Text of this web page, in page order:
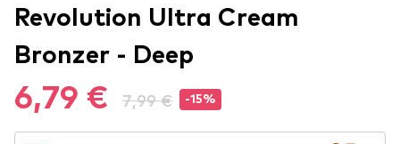
Revolution Ultra Cream
Bronzer - Deep
6,79 € 7,99 € -15%